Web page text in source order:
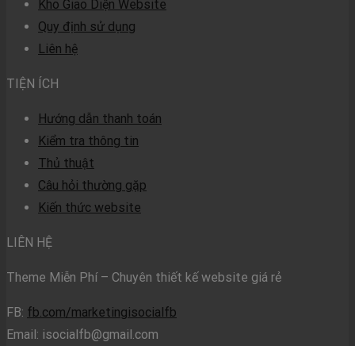
Kho Giao Diện Website
Quy định sử dụng
Liên hệ
TIỆN ÍCH
Hướng dẫn thanh toán
Kiểm tra thông tin
Thủ thuật
Câu hỏi thường gặp
Kiến thức website
LIÊN HỆ
Theme Miễn Phí – Chuyên thiết kế website giá rẻ
FB: fb.com/marketingisocialfb
Email: isocialfb@gmail.com